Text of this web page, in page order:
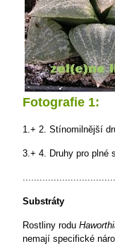
Fotografie 1:
1.+ 2. Stínomilnější
3.+ 4. Druhy pro plné
Substráty
Rostliny rodu
nemají specifické